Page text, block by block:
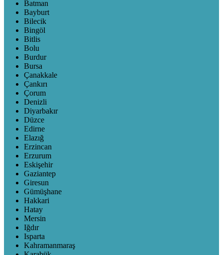
Batman
Bayburt
Bilecik
Bingöl
Bitlis
Bolu
Burdur
Bursa
Çanakkale
Çankırı
Çorum
Denizli
Diyarbakır
Düzce
Edirne
Elazığ
Erzincan
Erzurum
Eskişehir
Gaziantep
Giresun
Gümüşhane
Hakkari
Hatay
Mersin
Iğdır
Isparta
Kahramanmaraş